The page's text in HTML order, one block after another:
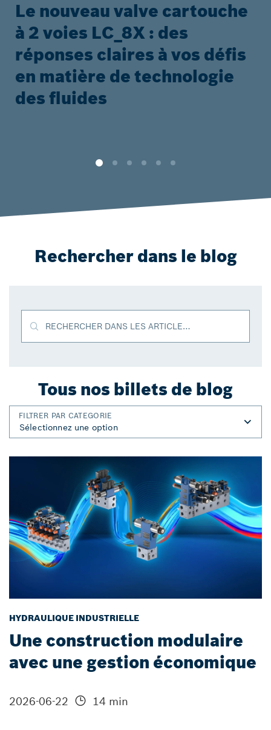
Le nouveau valve cartouche
à 2 voies LC_8X : des
réponses claires à vos défis
en matière de technologie
des fluides
Rechercher dans le blog
RECHERCHER DANS LES ARTICLES DE BLOG
Tous nos billets de blog
FILTRER PAR CATEGORIE
HYDRAULIQUE INDUSTRIELLE
Une construction modulaire
avec une gestion économique
2026-06-22 14 min